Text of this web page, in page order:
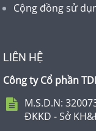
Cộng đồng sử
LIÊN HỆ
Công ty Cổ phần
M.S.D.N:
ĐKKD - Sở